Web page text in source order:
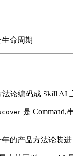
命周期
论编码成 Skill,AI
是
年的产品方法论装